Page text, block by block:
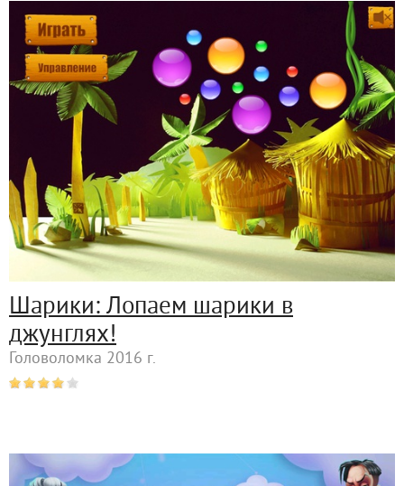
Шарики: Лопаем шарики в
джунглях!
Головоломка 2016 г.